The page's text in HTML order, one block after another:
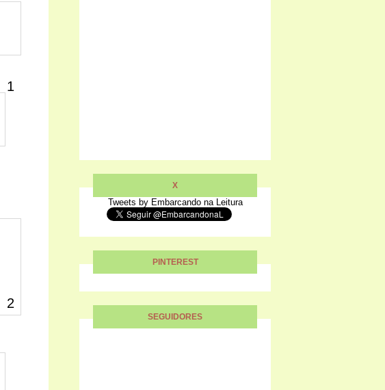
X
Tweets by Embarcando na Leitura
PINTEREST
SEGUIDORES